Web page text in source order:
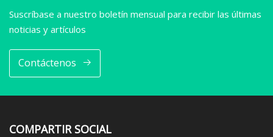
Suscríbase a nuestro boletín mensual para recibir las últimas
noticias y artículos
Contáctenos
COMPARTIR SOCIAL